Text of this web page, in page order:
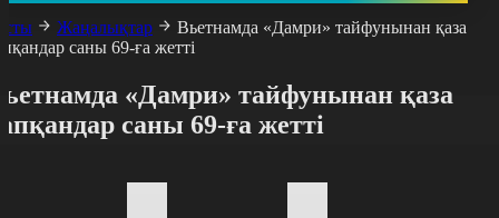
Жаңалықтар
Вьетнамда «Дамри» тайфунынан қаза
саны 69-ға жетті
«Дамри» тайфунынан қаза
саны 69-ға жетті